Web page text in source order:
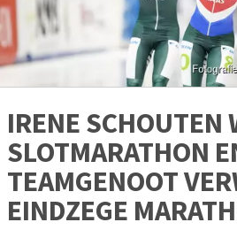
IRENE SCHOUTEN
SLOTMARATHON
TEAMGENOOT
EINDZEGE